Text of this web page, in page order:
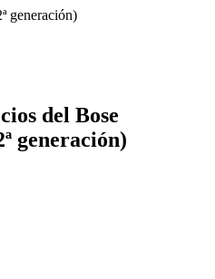
generación)
del Bose
generación)